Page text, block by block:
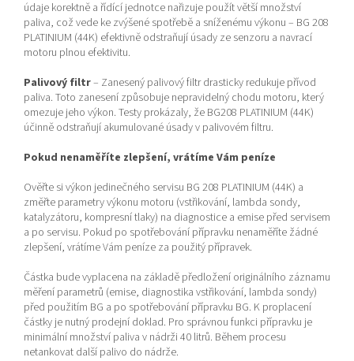
údaje korektně a řídící jednotce nařizuje použít větší množství
paliva, což vede ke zvýšené spotřebě a sníženému výkonu – BG 208
PLATINIUM (44K) efektivně odstraňují úsady ze senzoru a navrací
motoru plnou efektivitu.
Palivový filtr– Zanesený palivový filtr drasticky redukuje přívod
paliva. Toto zanesení způsobuje nepravidelný chodu motoru, který
omezuje jeho výkon. Testy prokázaly, že BG208 PLATINIUM (44K)
účinně odstraňují akumulované úsady v palivovém filtru.
Pokud nenaměříte zlepšení, vrátíme Vám peníze
Ověřte si výkon jedinečného servisu BG 208 PLATINIUM (44K) a
změřte parametry výkonu motoru (vstřikování, lambda sondy,
katalyzátoru, kompresní tlaky) na diagnostice a emise před servisem
a po servisu. Pokud po spotřebování přípravku nenaměříte žádné
zlepšení, vrátíme Vám peníze za použitý přípravek.
Částka bude vyplacena na základě předložení originálního záznamu
měření parametrů (emise, diagnostika vstřikování, lambda sondy)
před použitím BG a po spotřebování přípravku BG. K proplacení
částky je nutný prodejní doklad. Pro správnou funkci přípravku je
minimální množství paliva v nádrži 40 litrů. Během procesu
netankovat další palivo do nádrže.